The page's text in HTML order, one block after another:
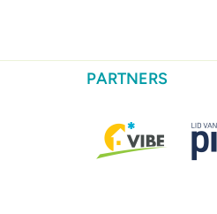
PARTNERS